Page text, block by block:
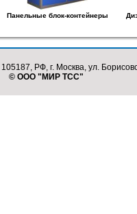
Панельные блок-контейнеры
105187, РФ, г. Москва, ул.
© ООО "МИР ТСС"